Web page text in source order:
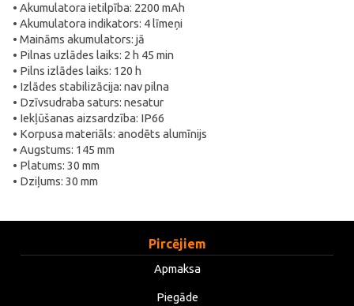
• Akumulatora ietilpība: 2200 mAh
• Akumulatora indikators: 4 līmeņi
• Maināms akumulators: jā
• Pilnas uzlādes laiks: 2 h 45 min
• Pilns izlādes laiks: 120 h
• Izlādes stabilizācija: nav pilna
• Dzīvsudraba saturs: nesatur
• Iekļūšanas aizsardzība: IP66
• Korpusa materiāls: anodēts alumīnijs
• Augstums: 145 mm
• Platums: 30 mm
• Dziļums: 30 mm
Pircējiem
Apmaksa
Piegāde